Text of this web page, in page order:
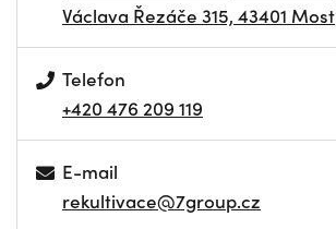
Václava Řezáče 315, 43401 Most
Telefon
+420 476 209 119
E-mail
rekultivace@7group.cz